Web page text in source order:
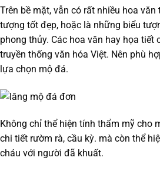
Trên bề mặt, vẫn có rất nhiều hoa văn
tượng tốt đẹp, hoặc là những biểu
phong thủy. Các hoa văn hay họa tiết
truyền thống văn hóa Việt. Nên phù
lựa chọn mộ đá.
Không chỉ thể hiện tính thẩm mỹ cho
chi tiết rườm rà, cầu kỳ. mà còn thể
cháu với người đã khuất.